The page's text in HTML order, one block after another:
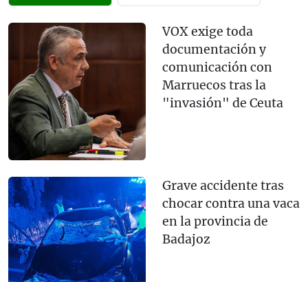
VOX exige toda
documentación y
comunicación con
Marruecos tras la
"invasión" de Ceuta
Grave accidente tras
chocar contra una vaca
en la provincia de
Badajoz